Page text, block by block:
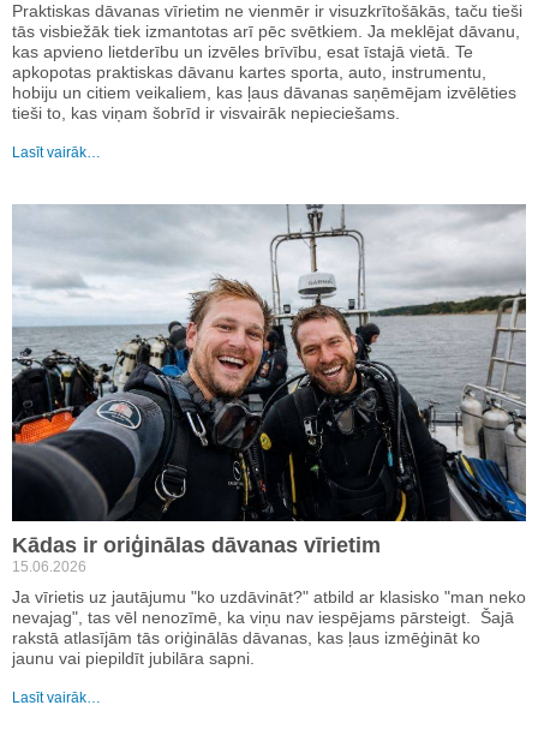
Praktiskas dāvanas vīrietim ne vienmēr ir visuzkrītošākās, taču tieši
tās visbiežāk tiek izmantotas arī pēc svētkiem. Ja meklējat dāvanu,
kas apvieno lietderību un izvēles brīvību, esat īstajā vietā. Te
apkopotas praktiskas dāvanu kartes sporta, auto, instrumentu,
hobiju un citiem veikaliem, kas ļaus dāvanas saņēmējam izvēlēties
tieši to, kas viņam šobrīd ir visvairāk nepieciešams.
Lasīt vairāk…
Kādas ir oriģinālas dāvanas vīrietim
15.06.2026
Ja vīrietis uz jautājumu "ko uzdāvināt?" atbild ar klasisko "man neko
nevajag", tas vēl nenozīmē, ka viņu nav iespējams pārsteigt. Šajā
rakstā atlasījām tās oriģinālās dāvanas, kas ļaus izmēģināt ko
jaunu vai piepildīt jubilāra sapni.
Lasīt vairāk…